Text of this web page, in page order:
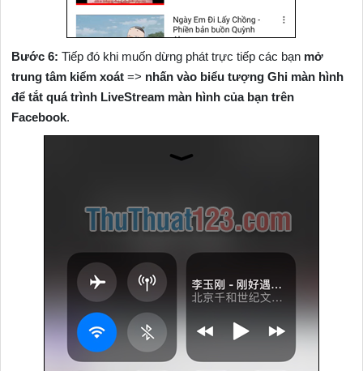
Bước 6: Tiếp đó khi muốn dừng phát trực tiếp các bạn mở
trung tâm kiểm xoát => nhấn vào biểu tượng Ghi màn hình
để tắt quá trình LiveStream màn hình của bạn trên
Facebook.